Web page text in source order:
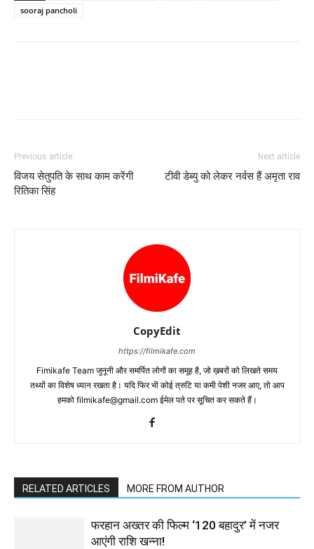
sooraj pancholi
Previous article
विजय सेतुपति के साथ काम करेंगी
रितिका सिंह
Next article
टीवी डेब्‍यु को लेकर नर्वस हैं अमृता राव
CopyEdit
https://filmikafe.com
Fimikafe Team जुनूनी और समर्पित लोगों का समूह है, जो ख़बरों को लिखते समय
तथ्‍यों का विशेष ध्‍यान रखता है। यदि फिर भी कोई त्रुटि या कमी पेशी नजर आए, तो आप
हमको filmikafe@gmail.com ईमेल पते पर सूचित कर सकते हैं।
RELATED ARTICLES MORE FROM AUTHOR
फरहान अख्तर की फिल्म ‘120 बहादुर’ में नजर
आएंगी राशि खन्ना!